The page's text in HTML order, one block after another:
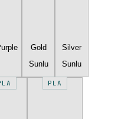
Gold
Sunlu
Silver
Sunlu
PLA